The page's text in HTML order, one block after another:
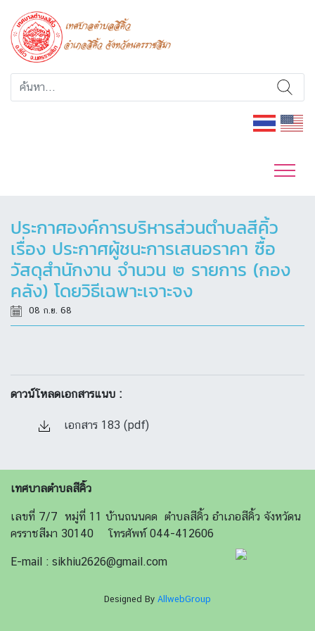
ประกาศองค์การบริหารส่วนตำบลสีคิ้ว
เรื่อง ประกาศผู้ชนะการเสนอราคา ซื้อ
วัสดุสำนักงาน จำนวน ๒ รายการ (กอง
คลัง) โดยวิธีเฉพาะเจาะจง
08 ก.ย. 68
ดาวน์โหลดเอกสารแนบ :
เอกสาร 183 (pdf)
เทศบาลตำบลสีคิ้ว
เลขที่ 7/7 หมู่ที่ 11 บ้านถนนคด ตำบลสีคิ้ว อำเภอสีคิ้ว จังหวัดน
ครราชสีมา 30140 โทรศัพท์ 044-412606
E-mail : sikhiu2626@gmail.com
Designed By AllwebGroup